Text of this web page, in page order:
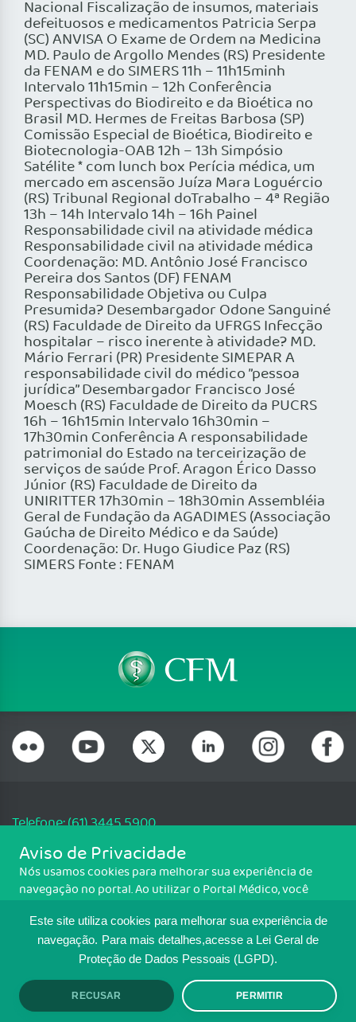
Este site utiliza cookies para melhorar sua experiência de
navegação. Para mais detalhes,acesse a Lei Geral de
Proteção de Dados Pessoais (LGPD).
RECUSAR PERMITIR
Nacional Fiscalização de insumos, materiais
defeituosos e medicamentos Patricia Serpa
(SC) ANVISA O Exame de Ordem na Medicina
MD. Paulo de Argollo Mendes (RS) Presidente
da FENAM e do SIMERS 11h – 11h15minh
Intervalo 11h15min – 12h Conferência
Perspectivas do Biodireito e da Bioética no
Brasil MD. Hermes de Freitas Barbosa (SP)
Comissão Especial de Bioética, Biodireito e
Biotecnologia-OAB 12h – 13h Simpósio
Satélite * com lunch box Perícia médica, um
mercado em ascensão Juíza Mara Loguércio
(RS) Tribunal Regional doTrabalho – 4ª Região
13h – 14h Intervalo 14h – 16h Painel
Responsabilidade civil na atividade médica
Responsabilidade civil na atividade médica
Coordenação: MD. Antônio José Francisco
Pereira dos Santos (DF) FENAM
Responsabilidade Objetiva ou Culpa
Presumida? Desembargador Odone Sanguiné
(RS) Faculdade de Direito da UFRGS Infecção
hospitalar – risco inerente à atividade? MD.
Mário Ferrari (PR) Presidente SIMEPAR A
responsabilidade civil do médico ”pessoa
jurídica” Desembargador Francisco José
Moesch (RS) Faculdade de Direito da PUCRS
16h – 16h15min Intervalo 16h30min –
17h30min Conferência A responsabilidade
patrimonial do Estado na terceirização de
serviços de saúde Prof. Aragon Érico Dasso
Júnior (RS) Faculdade de Direito da
UNIRITTER 17h30min – 18h30min Assembléia
Geral de Fundação da AGADIMES (Associação
Gaúcha de Direito Médico e da Saúde)
Coordenação: Dr. Hugo Giudice Paz (RS)
SIMERS Fonte : FENAM
Telefone: (61) 3445 5900
Email: cfm@portalmedico.org.br
SGAS 616, Conjunto D, Lote 115, L2 Sul, Brasília/DF - CEP: 70200-760 -
CNPJ: 33.583.550/0001-30
MAPA DO SITE
TRANSPARÊNCIA E PRESTAÇÃO DE
CONTAS
Aviso de Privacidade
Nós usamos cookies para melhorar sua experiência de
navegação no portal. Ao utilizar o Portal Médico, você
Para ter mais informações sobre como isso é feito, acesse
Política de cookies. Se você concorda, clique em ACEITO.
ACEITO